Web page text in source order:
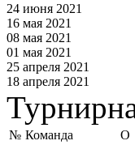
24 июня 2021
16 мая 2021
08 мая 2021
01 мая 2021
25 апреля 2021
18 апреля 2021
№ Команда О